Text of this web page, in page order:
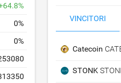
64.8%
0%
0%
VINCITORI
Catecoin
STONK